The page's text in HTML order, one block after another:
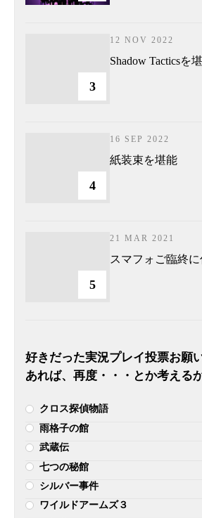
3
12 NOV 2022
Shadow Tacticsを
4
16 SEP 2022
紙装束を堪能
5
21 MAR 2021
スマフォご臨終
好きだった実況プレイ投票お願
あれば、再度・・・とか考える
クロス探偵物語
雨格子の館
武蔵伝
七つの秘館
シルバー事件
ワイルドアームズ３